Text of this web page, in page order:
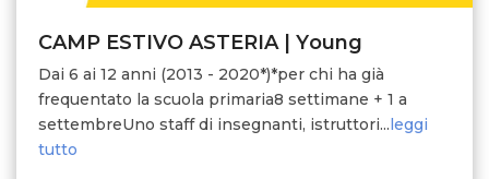
CAMP ESTIVO ASTERIA | Young
Dai 6 ai 12 anni (2013 - 2020*)*per chi ha già
frequentato la scuola primaria8 settimane + 1 a
settembreUno staff di insegnanti, istruttori...leggi
tutto